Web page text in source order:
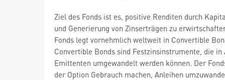
Ziel des Fonds ist es, positive Renditen durch
und Generierung von Zinserträgen zu
Fonds legt vornehmlich weltweit in Convertible
Convertible Bonds sind Festzinsinstrumente, die in
Emittenten umgewandelt werden können. Der
der Option Gebrauch machen, Anleihen